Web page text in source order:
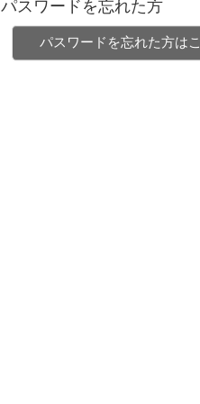
パスワードを忘れた方
パスワードを忘れた方は